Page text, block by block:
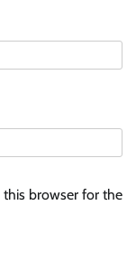
this browser for the